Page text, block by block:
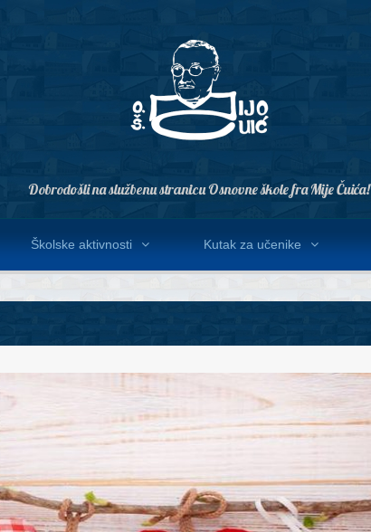
Dobrodošli na službenu stranicu Osnovne škole fra Mije Čuića!
Školske aktivnosti Kutak za učenike